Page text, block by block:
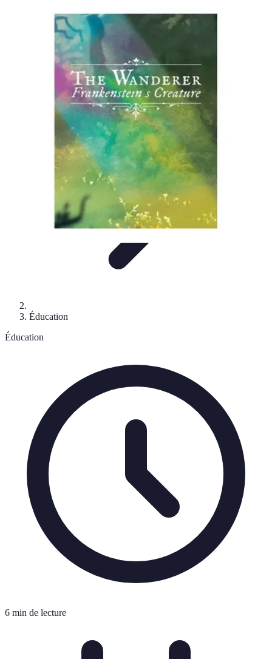
Erreurs Courantes
Nutrition et Sommeil
Amélioration du
Astuces de Sommeil Habitudes de Sommeil
Conseils Sommeil
Éducation
Éducation
6 min de lecture